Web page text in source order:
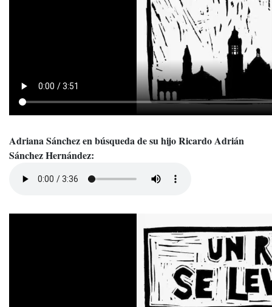
Adriana Sánchez en búsqueda de su hijo Ricardo Adrián
Sánchez Hernández: